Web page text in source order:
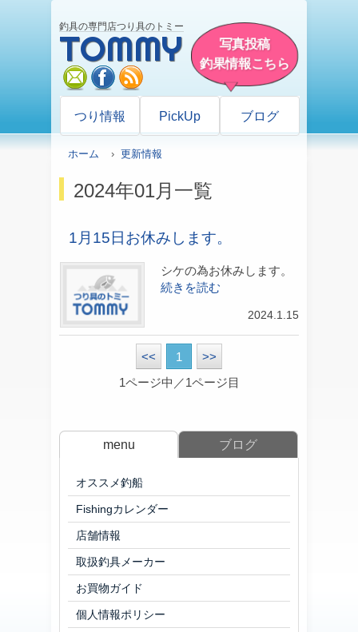
釣具の専門店つり具のトミー
TOMMY
mail facebook
写真投稿
釣果情報こちら
つり情報 PickUp ブログ
ホーム › 更新情報
2024年01月一覧
1月15日お休みします。
シケの為お休みします。
続きを読む
2024.1.15
<< 1
>>
1ページ中／1ページ目
menu ブログ
オススメ釣船
Fishingカレンダー
店舗情報
取扱釣具メーカー
お買物ガイド
個人情報ポリシー